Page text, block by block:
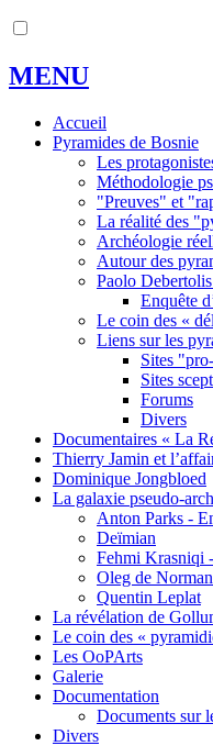
MENU
Accueil
Pyramides de Bosnie
Les
Méthodologie
"Preuves" et
La réalité des
Archéologie
Autour des
Paolo
Enquête
Le coin des «
Liens sur les
Sites
Sites
Forums
Divers
Documentaires « La
Thierry Jamin et
Dominique Jongbloed
La galaxie pseudo-
Anton Parks -
Deïmian
Fehmi Krasniqi
Oleg de
Quentin Leplat
La révélation de
Le coin des «
Les OoPArts
Galerie
Documentation
Documents sur
Divers